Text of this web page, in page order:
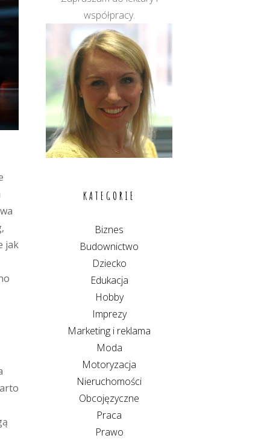
jak
współpracy.
KATEGORIE
Biznes
Budownictwo
Dziecko
Edukacja
Hobby
Imprezy
Marketing i reklama
Moda
Motoryzacja
Nieruchomości
Obcojęzyczne
Praca
Prawo